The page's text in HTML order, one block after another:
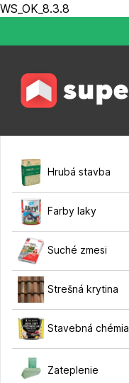
WS_OK_8.3.8
Hrubá stavba
Farby laky
Suché zmesi
Strešná krytina
Stavebná chémia
Zateplenie